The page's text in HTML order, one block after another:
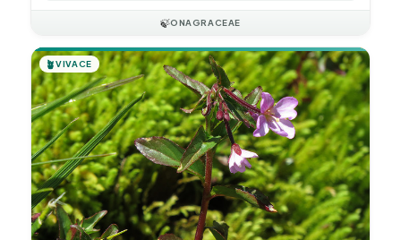
🍃ONAGRACEAE
🪴VIVACE